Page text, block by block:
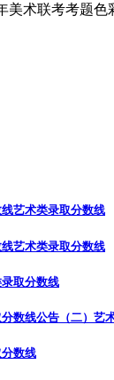
术联考考题色
艺术类录取分数线
艺术类录取分数线
取分数线
数线公告（二） 艺
数线